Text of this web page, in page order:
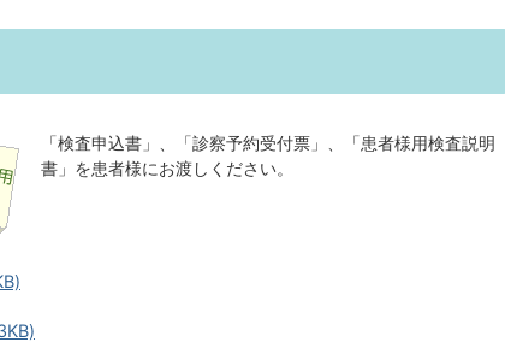
「検査申込書」、「診察予約受付票」、「患者様用検査説明
書」を患者様にお渡しください。